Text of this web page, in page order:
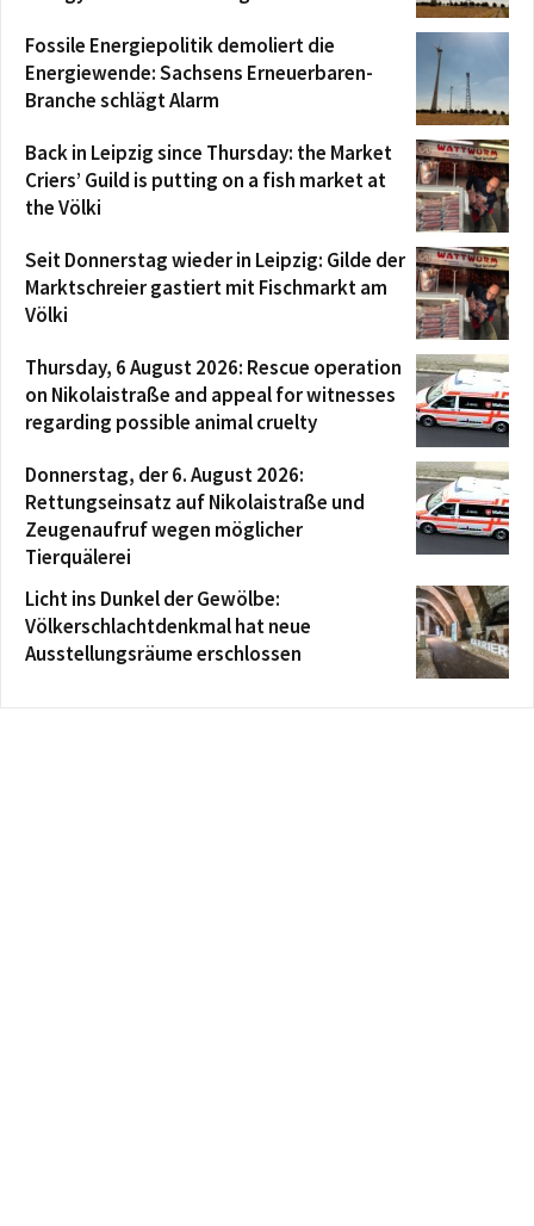
Fossile Energiepolitik demoliert die
Energiewende: Sachsens Erneuerbaren-
Branche schlägt Alarm
Back in Leipzig since Thursday: the Market
Criers’ Guild is putting on a fish market at
the Völki
Seit Donnerstag wieder in Leipzig: Gilde der
Marktschreier gastiert mit Fischmarkt am
Völki
Thursday, 6 August 2026: Rescue operation
on Nikolaistraße and appeal for witnesses
regarding possible animal cruelty
Donnerstag, der 6. August 2026:
Rettungseinsatz auf Nikolaistraße und
Zeugenaufruf wegen möglicher
Tierquälerei
Licht ins Dunkel der Gewölbe:
Völkerschlachtdenkmal hat neue
Ausstellungsräume erschlossen